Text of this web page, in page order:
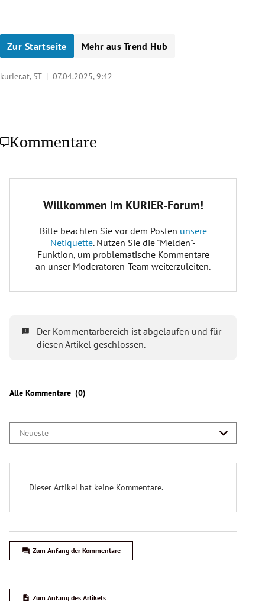
Zur Startseite Mehr aus Trend Hub
kurier.at, ST | 07.04.2025, 9:42
Kommentare